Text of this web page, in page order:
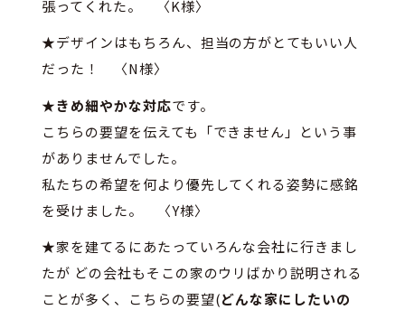
張ってくれた。 〈K様〉
★デザインはもちろん、担当の方がとてもいい人
だった！ 〈N様〉
★きめ細やかな対応です。
こちらの要望を伝えても「できません」という事
がありませんでした。
私たちの希望を何より優先してくれる姿勢に感銘
を受けました。 〈Y様〉
★家を建てるにあたっていろんな会社に行きまし
たが どの会社もそこの家のウリばかり説明される
ことが多く、こちらの要望(どんな家にしたいの